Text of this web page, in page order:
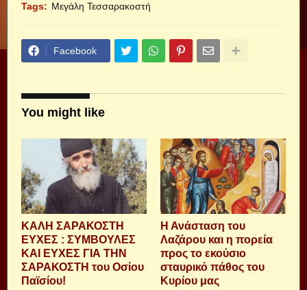
Tags: Μεγάλη Τεσσαρακοστή
Facebook
You might like
ΚΑΛΗ ΣΑΡΑΚΟΣΤΗ
ΕΥΧΕΣ : ΣΥΜΒΟΥΛΕΣ
ΚΑΙ ΕΥΧΕΣ ΓΙΑ ΤΗΝ
ΣΑΡΑΚΟΣΤΗ του Οσίου
Παϊσίου!
Η Ανάσταση του
Λαζάρου και η πορεία
προς το εκούσιο
σταυρικό πάθος του
Κυρίου μας